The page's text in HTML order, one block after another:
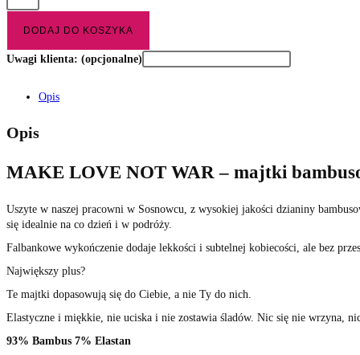
DODAJ DO KOSZYKA
Uwagi klienta: (opcjonalne)
Opis
Opis
MAKE LOVE NOT WAR – majtki
Uszyte w naszej pracowni w Sosnowcu, z wysokiej jakości dzianiny
się idealnie na co dzień i w podróży.
Falbankowe wykończenie dodaje lekkości i subtelnej kobiecości, ale bez
Największy plus?
Te majtki dopasowują się do Ciebie, a nie Ty do nich.
Elastyczne i miękkie, nie uciska i nie zostawia śladów. Nic się nie wrzyna,
93% Bambus 7% Elastan